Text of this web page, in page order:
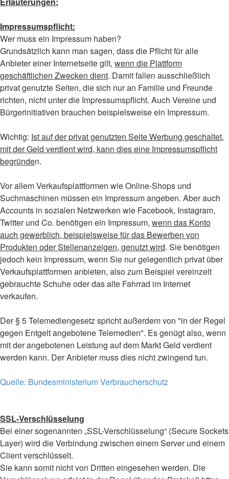
Impressumspflicht:
Wer muss ein Impressum haben?
Grundsätzlich kann man sagen, dass die Pflicht für alle
Anbieter einer Internetseite gilt, wenn die Plattform
geschäftlichen Zwecken dient. Damit fallen ausschließlich
privat genutzte Seiten, die sich nur an Familie und Freunde
richten, nicht unter die Impressumspflicht. Auch Vereine und
Bürgerinitiativen brauchen beispielsweise ein Impressum.
Wichtig: Ist auf der privat genutzten Seite Werbung geschaltet,
mit der Geld verdient wird, kann dies eine Impressumspflicht
begründen.
Vor allem Verkaufsplattformen wie Online-Shops und
Suchmaschinen müssen ein Impressum angeben. Aber auch
Accounts in sozialen Netzwerken wie Facebook, Instagram,
Twitter und Co. benötigen ein Impressum, wenn das Konto
auch gewerblich, beispielsweise für das Bewerben von
Produkten oder Stellenanzeigen, genutzt wird. Sie benötigen
jedoch kein Impressum, wenn Sie nur gelegentlich privat über
Verkaufsplattformen anbieten, also zum Beispiel vereinzelt
gebrauchte Schuhe oder das alte Fahrrad im Internet
verkaufen.
Der § 5 Telemediengesetz spricht außerdem von "in der Regel
gegen Entgelt angebotene Telemedien". Es genügt also, wenn
mit der angebotenen Leistung auf dem Markt Geld verdient
werden kann. Der Anbieter muss dies nicht zwingend tun.
Quelle: Bundesministerium Verbraucherschutz
SSL-Verschlüsselung
Bei einer sogenannten „SSL-Verschlüsselung“ (Secure Sockets
Layer) wird die Verbindung zwischen einem Server und einem
Client verschlüsselt.
Sie kann somit nicht von Dritten eingesehen werden. Die